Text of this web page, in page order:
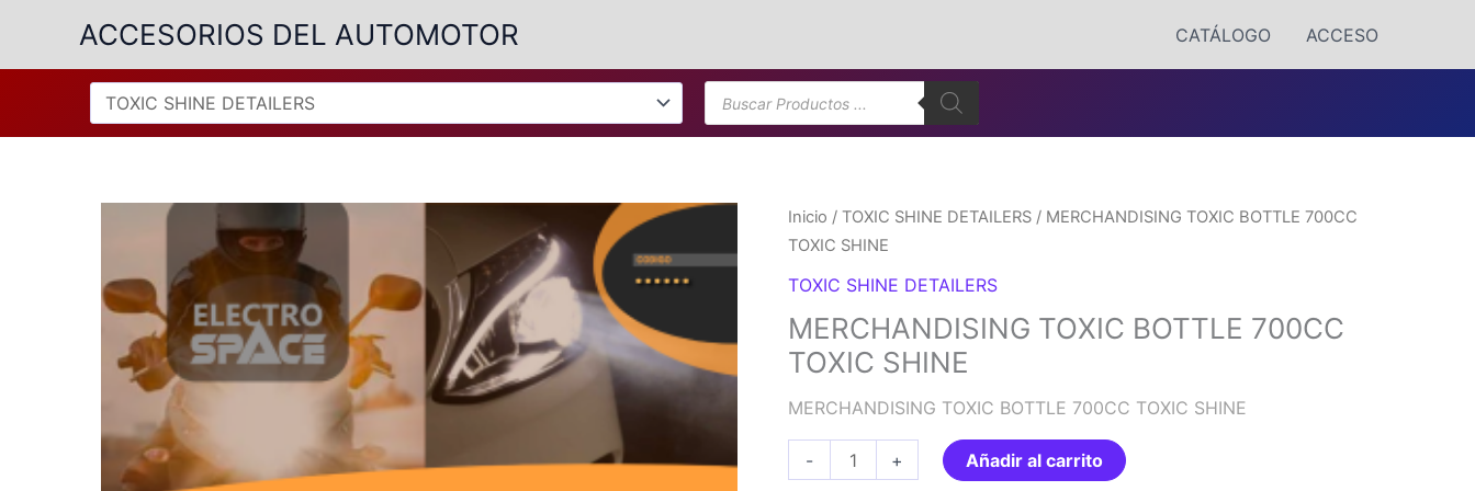
contenido
ACCESORIOS DEL AUTOMOTOR CATÁLOGO ACCESO
Búsqueda
de
productos
Inicio /TOXIC SHINE DETAILERS / MERCHANDISING TOXIC BOTTLE 700CC
TOXIC SHINE
TOXIC SHINE DETAILERS
MERCHANDISING TOXIC BOTTLE 700CC
TOXIC SHINE
MERCHANDISING TOXIC BOTTLE 700CC TOXIC SHINE
-
MERCHANDISING
TOXIC
+ Añadir al carrito